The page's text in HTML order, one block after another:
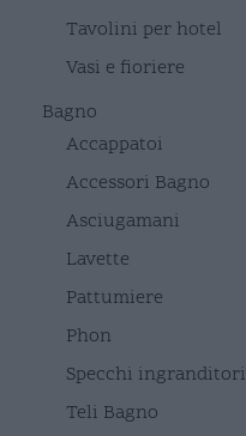
Tavolini per hotel
Vasi e fioriere
Bagno
Accappatoi
Accessori Bagno
Asciugamani
Lavette
Pattumiere
Phon
Specchi ingranditori
Teli Bagno